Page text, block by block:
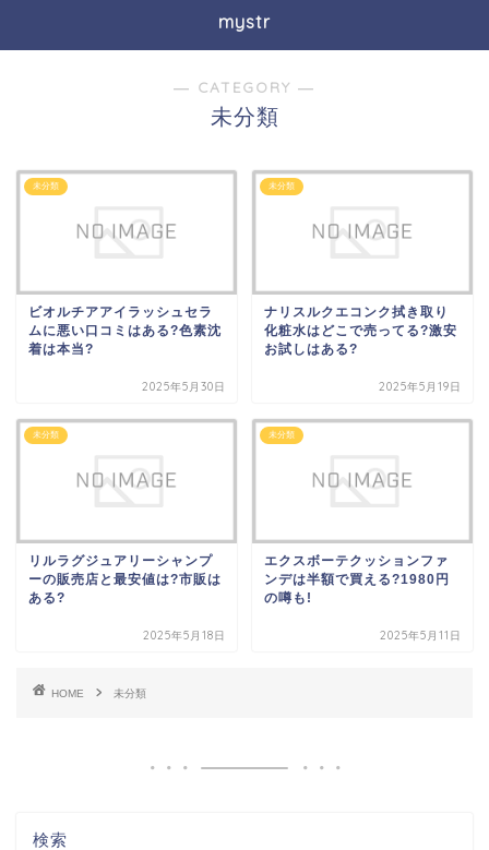
mystr
― CATEGORY ―
未分類
未分類
ビオルチアアイラッシュセラ
ムに悪い口コミはある?色素沈
着は本当?
2025年5月30日
未分類
ナリスルクエコンク拭き取り
化粧水はどこで売ってる?激安
お試しはある?
2025年5月19日
未分類
リルラグジュアリーシャンプ
ーの販売店と最安値は?市販は
ある?
2025年5月18日
未分類
エクスボーテクッションファ
ンデは半額で買える?1980円
の噂も!
2025年5月11日
HOME 未分類
検索